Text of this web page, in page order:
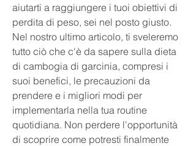
aiutarti a raggiungere i tuoi obiettivi di
perdita di peso, sei nel posto giusto.
Nel nostro ultimo articolo, ti sveleremo
tutto ciò che c'è da sapere sulla dieta
di cambogia di garcinia, compresi i
suoi benefici, le precauzioni da
prendere e i migliori modi per
implementarla nella tua routine
quotidiana. Non perdere l'opportunità
di scoprire come potresti finalmente